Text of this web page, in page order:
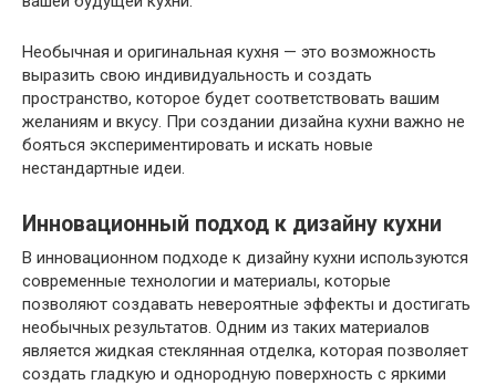
Необычная и оригинальная кухня — это возможность
выразить свою индивидуальность и создать
пространство, которое будет соответствовать вашим
желаниям и вкусу. При создании дизайна кухни важно не
бояться экспериментировать и искать новые
нестандартные идеи.
Инновационный подход к дизайну кухни
В инновационном подходе к дизайну кухни используются
современные технологии и материалы, которые
позволяют создавать невероятные эффекты и достигать
необычных результатов. Одним из таких материалов
является жидкая стеклянная отделка, которая позволяет
создать гладкую и однородную поверхность с яркими